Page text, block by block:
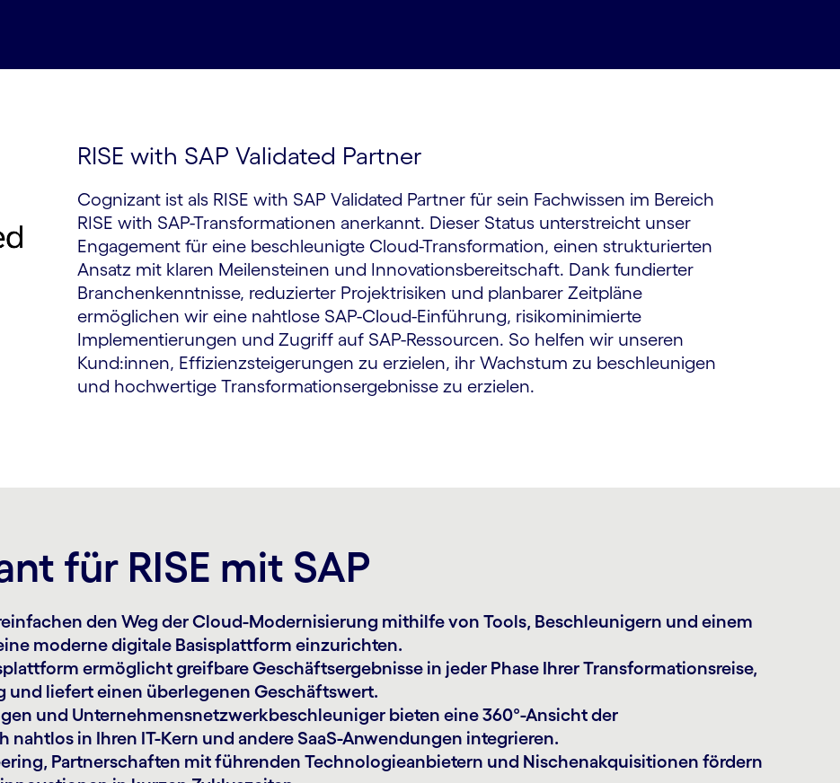
RISE with SAP Validated Partner
Cognizant ist als RISE with SAP Validated Partner für sein Fachwissen im Bereich
RISE with SAP-Transformationen anerkannt. Dieser Status unterstreicht unser
Engagement für eine beschleunigte Cloud-Transformation, einen strukturierten
Ansatz mit klaren Meilensteinen und Innovationsbereitschaft. Dank fundierter
Branchenkenntnisse, reduzierter Projektrisiken und planbarer Zeitpläne
ermöglichen wir eine nahtlose SAP-Cloud-Einführung, risikominimierte
Implementierungen und Zugriff auf SAP-Ressourcen. So helfen wir unseren
Kund:innen, Effizienzsteigerungen zu erzielen, ihr Wachstum zu beschleunigen
und hochwertige Transformationsergebnisse zu erzielen.
für RISE mit SAP
den Weg der Cloud-Modernisierung mithilfe von Tools, Beschleunigern und einem
moderne digitale Basis­plattform einzurichten.
ermöglicht greifbare Geschäfts­ergebnisse in jeder Phase Ihrer Transformationsreise,
liefert einen überlegenen Geschäftswert.
und Unter­nehmens­netzwerk­beschleuniger bieten eine 360°-Ansicht der
nahtlos in Ihren IT-Kern und andere SaaS-Anwendungen integrieren.
Partner­schaften mit führenden Technologie­anbietern und Nischenakquisitionen fördern